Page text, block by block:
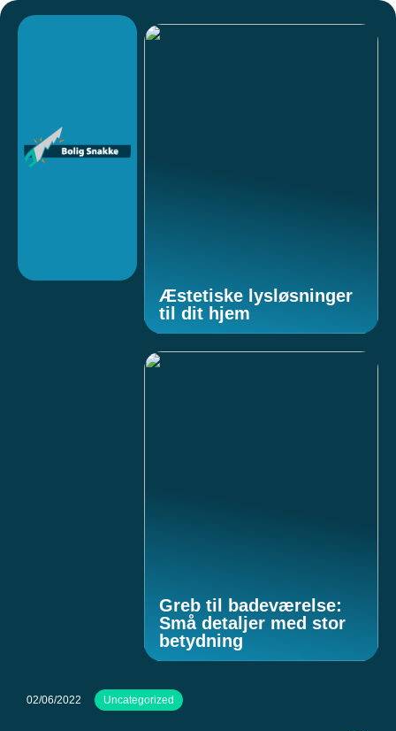
Æstetiske lysløsninger
til dit hjem
Greb til badeværelse:
Små detaljer med stor
betydning
02/06/2022 Uncategorized